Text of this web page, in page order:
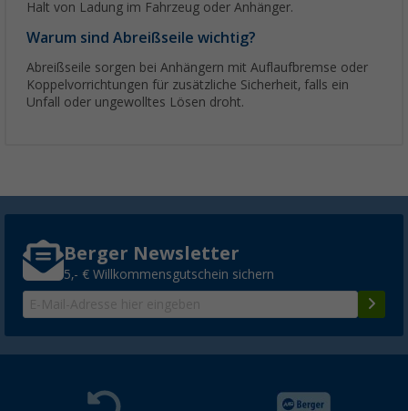
Halt von Ladung im Fahrzeug oder Anhänger.
Warum sind Abreißseile wichtig?
Abreißseile sorgen bei Anhängern mit Auflaufbremse oder
Koppelvorrichtungen für zusätzliche Sicherheit, falls ein
Unfall oder ungewolltes Lösen droht.
Berger Newsletter
5,- € Willkommensgutschein sichern